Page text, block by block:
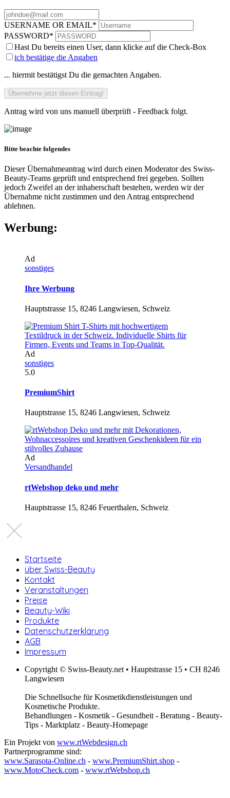
USERNAME OR EMAIL*
PASSWORD*
Hast Du bereits einen User, dann klicke auf die Check-Box
ich bestätige die Angaben
... hiermit bestätigst Du die gemachten Angaben.
Antrag wird von uns manuell überprüft - Feedback folgt.
Bitte beachte folgendes
Dieser Übernahmeantrag wird durch einen Moderator des Swiss-
Beauty-Teams geprüft und entsprechend frei gegeben. Sollten
jedoch Zweifel an der inhaberschaft bestehen, werden wir der
Übernahme nicht zustimmen und den Antrag entsprechend
ablehnen.
Werbung:
Ad
sonstiges
Ihre Werbung
Hauptstrasse 15, 8246 Langwiesen, Schweiz
Ad
sonstiges
5.0
PremiumShirt
Hauptstrasse 15, 8246 Langwiesen, Schweiz
Ad
Versandhandel
rtWebshop deko und mehr
Hauptstrasse 15, 8246 Feuerthalen, Schweiz
Startseite
über Swiss-Beauty
Kontakt
Veranstaltungen
Preise
Beauty-Wiki
Produkte
Datenschutzerklärung
AGB
Impressum
Copyright © Swiss-Beauty.net • Hauptstrasse 15 • CH 8246
Langwiesen
Die Schnellsuche für Kosmetikdienstleistungen und
Kosmetische Produkte.
Behandlungen - Kosmetik - Gesundheit - Beratung - Beauty-
Tips - Marktplatz - Beauty-Homepage
Ein Projekt von www.rtWebdesign.ch
Partnerprogramme sind:
www.Sarasota-Online.ch - www.PremiumShirt.shop -
www.MotoCheck.com - www.rtWebshop.ch